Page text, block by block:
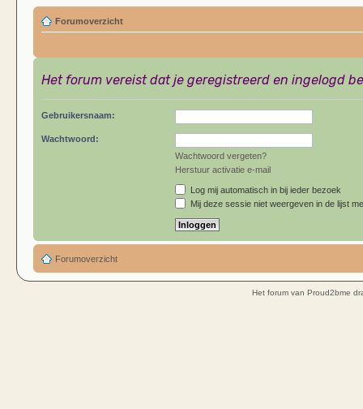
Forumoverzicht
Het forum vereist dat je geregistreerd en ingelogd
Gebruikersnaam:
Wachtwoord:
Wachtwoord vergeten?
Herstuur activatie e-mail
Log mij automatisch in bij ieder bezoek
Mij deze sessie niet weergeven in de lijst
Forumoverzicht
Het forum van Proud2bme